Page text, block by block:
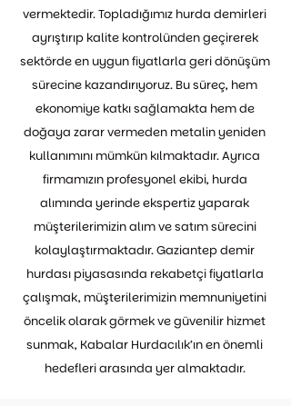
vermektedir. Topladığımız hurda demirleri
ayrıştırıp kalite kontrolünden geçirerek
sektörde en uygun fiyatlarla geri dönüşüm
sürecine kazandırıyoruz. Bu süreç, hem
ekonomiye katkı sağlamakta hem de
doğaya zarar vermeden metalin yeniden
kullanımını mümkün kılmaktadır. Ayrıca
firmamızın profesyonel ekibi, hurda
alımında yerinde ekspertiz yaparak
müşterilerimizin alım ve satım sürecini
kolaylaştırmaktadır. Gaziantep demir
hurdası piyasasında rekabetçi fiyatlarla
çalışmak, müşterilerimizin memnuniyetini
öncelik olarak görmek ve güvenilir hizmet
sunmak, Kabalar Hurdacılık’ın en önemli
hedefleri arasında yer almaktadır.